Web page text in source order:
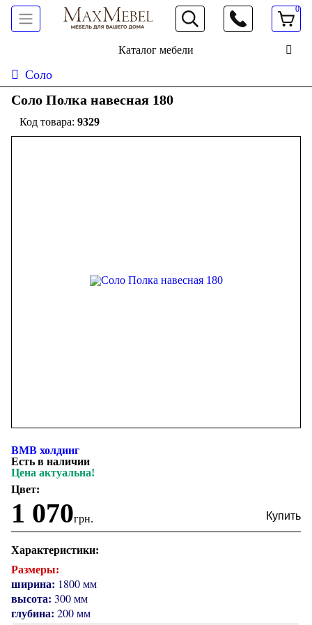
066 472 19 61
0
Каталог мебели
Соло
Соло Полка навесная 180
9329
ВМВ холдинг
Есть в наличии
Цена актуальна!
Цвет:
1 070грн.
Характеристики:
Размеры:
ширина: 1800 мм
высота: 300 мм
глубина: 200 мм